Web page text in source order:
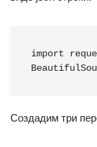
import
Создадим три